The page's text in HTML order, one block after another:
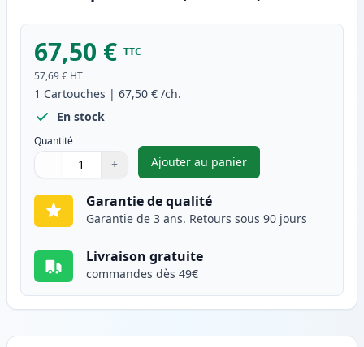
67,50 € TTC
57,69 € HT
1 Cartouches | 67,50 € /ch.
En stock
Quantité
Quantité
Utilisez les boutons pour ajuster
− +
Quantité
Ajouter au panier
,HP 305X (CE410X) toner
Garantie de qualité
Garantie de 3 ans. Retours sous 90 jours
Livraison gratuite
commandes dès 49€